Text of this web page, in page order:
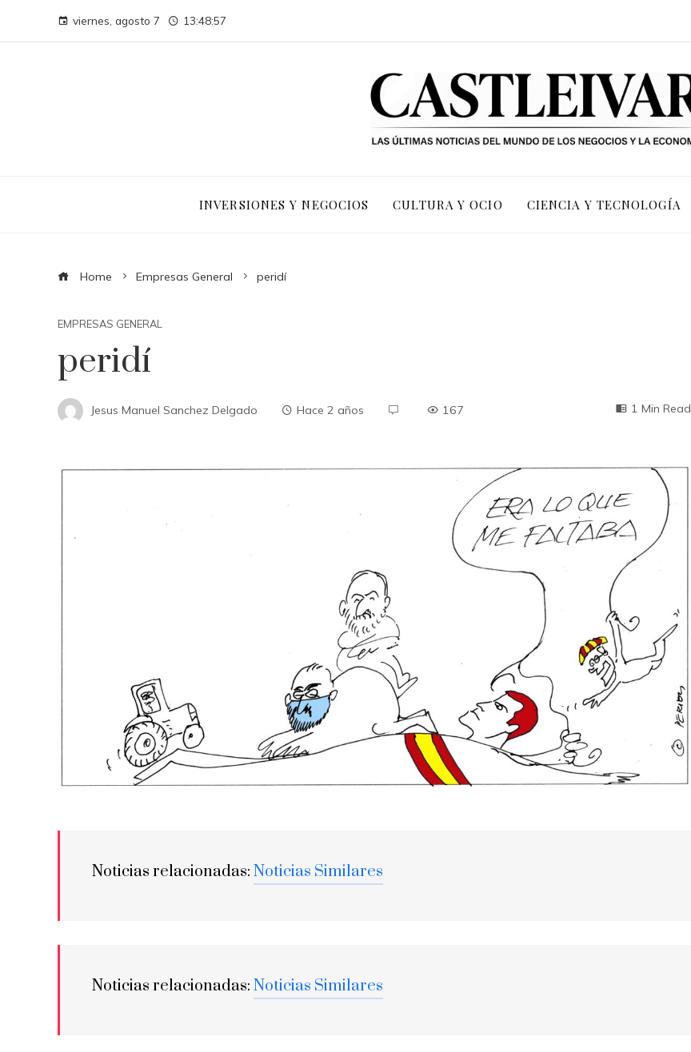
viernes, agosto 7 13:48:57
INVERSIONES Y NEGOCIOS CULTURA Y OCIO CIENCIA Y TECNOLOGÍA
Home Empresas General peridí
EMPRESAS GENERAL
peridí
Jesus Manuel Sanchez Delgado Hace 2 años 167 1 Min Read
Noticias relacionadas: Noticias Similares
Noticias relacionadas: Noticias Similares